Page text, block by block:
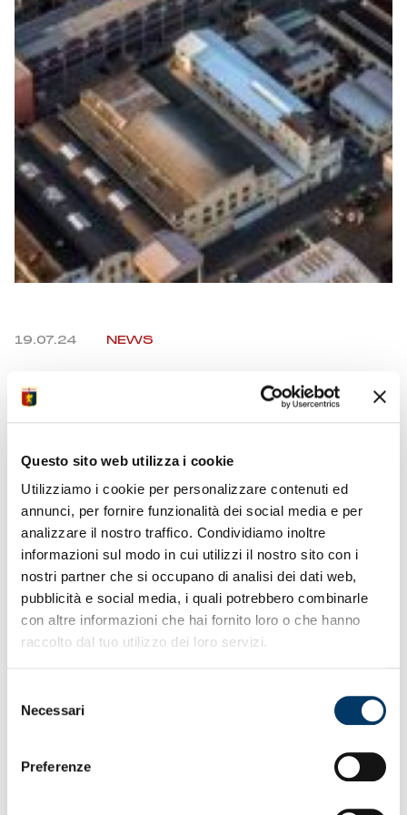
Questo sito web utilizza i cookie
Utilizziamo i cookie per personalizzare contenuti ed
annunci, per fornire funzionalità dei social media e per
analizzare il nostro traffico. Condividiamo inoltre
informazioni sul modo in cui utilizzi il nostro sito con i
nostri partner che si occupano di analisi dei dati web,
pubblicità e social media, i quali potrebbero combinarle
con altre informazioni che hai fornito loro o che hanno
raccolto dal tuo utilizzo dei loro servizi.
delNecessari
Preferenze
Summer Sale
Mare
Accessori
Party
Outlet
Helan x Genoa
19.07.24 NEWS
ABBONAMENTI
DIVERSAMENTE
ABILI
Il Club comunica che da giovedì 25 luglio i portatori di
handicap 100%, deambulanti e non deambulanti,
possono richiedere, fino a esaurimento dei posti
disponibili, un abbonamento del settore Distinti 1°
Dna Genoa, documento 104 aggiornato e modulo di
richiesta allegato e debitamente compilato.
abbonamento nel medesimo settore. Il prezzo è di €20